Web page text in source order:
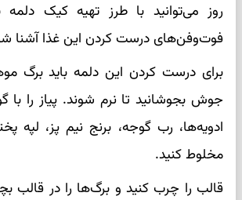
روز می‌توانید با طرز تهیه کیک
فوت‌وفن‌های درست کردن این غذا آشنا
برای درست کردن این دلمه باید برگ‌
جوش بجوشانید تا نرم شوند. پیاز را
ادویه‌ها، رب گوجه، برنج نیم ‌پز، لپه
مخلوط کنید.
قالب را چرب کنید و برگ‌ها را در قالب